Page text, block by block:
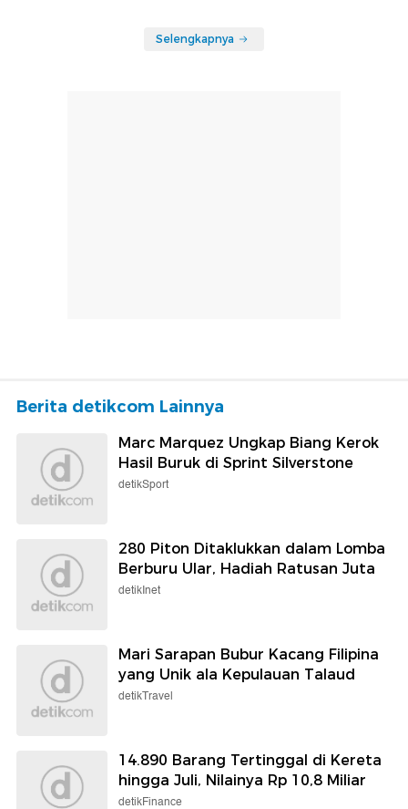
Selengkapnya
Berita detikcom Lainnya
Marc Marquez Ungkap Biang Kerok
Hasil Buruk di Sprint Silverstone
detikSport
280 Piton Ditaklukkan dalam Lomba
Berburu Ular, Hadiah Ratusan Juta
detikInet
Mari Sarapan Bubur Kacang Filipina
yang Unik ala Kepulauan Talaud
detikTravel
14.890 Barang Tertinggal di Kereta
hingga Juli, Nilainya Rp 10,8 Miliar
detikFinance